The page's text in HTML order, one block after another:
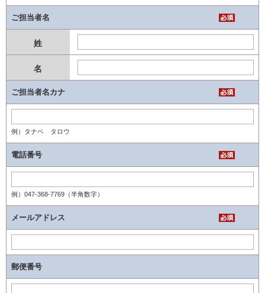
ご担当者名
ご担当者名カナ
例）タナベ タロウ
電話番号
例）047-368-7769（半角数字）
メールアドレス
郵便番号